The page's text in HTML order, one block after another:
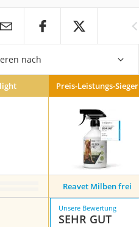
nach
Preis-Leistungs-Sieger
Reavet Milben frei
Unsere Bewertung
SEHR GUT